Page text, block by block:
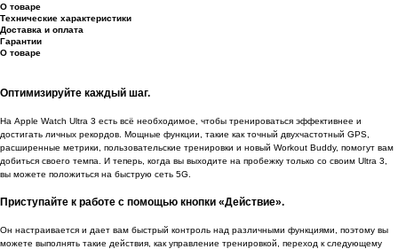
О товаре
Технические характеристики
Доставка и оплата
Гарантии
О товаре
Оптимизируйте каждый шаг.
На Apple Watch Ultra 3 есть всё необходимое, чтобы тренироваться эффективнее и
достигать личных рекордов. Мощные функции, такие как точный двухчастотный GPS,
расширенные метрики, пользовательские тренировки и новый Workout Buddy, помогут вам
добиться своего темпа. И теперь, когда вы выходите на пробежку только со своим Ultra 3,
вы можете положиться на быструю сеть 5G.
Приступайте к работе с помощью кнопки «Действие».
Он настраивается и дает вам быстрый контроль над различными функциями, поэтому вы
можете выполнять такие действия, как управление тренировкой, переход к следующему